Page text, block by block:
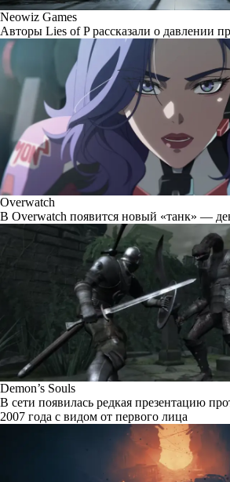
Neowiz Games
Авторы Lies of P рассказали о давлении
Overwatch
В Overwatch появится новый «танк» —
Demon’s Souls
В сети появилась редкая презентацию
2007 года с видом от первого лица